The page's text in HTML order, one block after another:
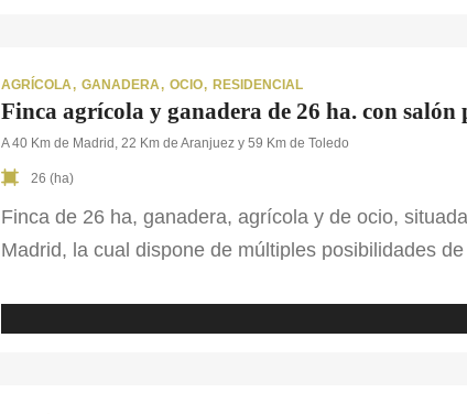
AGRÍCOLA GANADERA OCIO RESIDENCIAL
Finca agrícola y ganadera de 26 ha. con
A 40 Km de Madrid, 22 Km de Aranjuez y 59 Km de Toledo
26 (ha)
Finca de 26 ha, ganadera, agrícola y de ocio,
Madrid, la cual dispone de múltiples posibilidades
terreno de regadío, que podrían explotarse